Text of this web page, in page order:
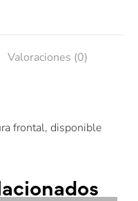
Valoraciones (0)
frontal, disponible